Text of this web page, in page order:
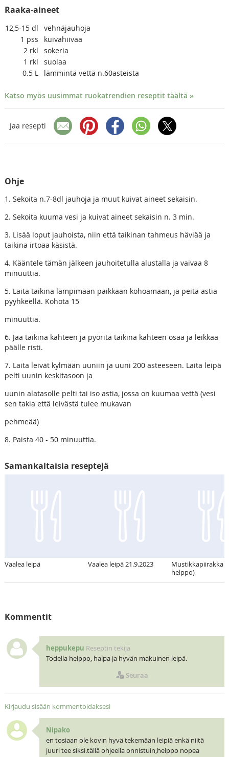
Raaka-aineet
12,5-15 dl
vehnäjauhoja
1 pss
kuivahiivaa
2 rkl
sokeria
1 rkl
suolaa
0.5 L lämmintä vettä n.60asteista
Katso myös uusimmat ruokatrendien reseptit täältä »
Jaa resepti
Ohje
1. Sekoita n.7-8dl jauhoja ja muut kuivat aineet sekaisin.
2. Sekoita kuuma vesi ja kuivat aineet sekaisin n. 3 min.
3. Lisää loput jauhoista, niin että taikinan tahmeus häviää ja
taikina irtoaa käsistä.
4. Kääntele tämän jälkeen jauhoitetulla alustalla ja vaivaa 8
minuuttia.
5. Laita taikina lämpimään paikkaan kohoamaan, ja peitä astia
pyyhkeellä. Kohota 15
minuuttia.
6. Jaa taikina kahteen ja pyöritä taikina kahteen osaa ja leikkaa
päälle risti.
7. Laita leivät kylmään uuniin ja uuni 200 asteeseen. Laita leipä
pelti uunin keskitasoon ja
uunin alatasolle pelti tai iso astia, jossa on kuumaa vettä (vesi
sen takia että leivästä tulee mukavan
pehmeää)
8. Paista 40 - 50 minuuttia.
Samankaltaisia reseptejä
Vaalea leipä Vaalea leipä 21.9.2023
Mustikkapiirakka
helppo)
Kommentit
heppukepu Reseptin tekijä
Todella helppo, halpa ja hyvän makuinen leipä.
Seuraa
Kirjaudu sisään kommentoidaksesi
Nipako
en tosiaan ole kovin hyvä tekemään leipiä enkä niitä
juuri tee siksi.tällä ohjeella onnistuin,helppo nopea